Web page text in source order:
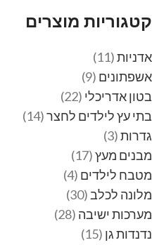
קטגוריות מוצרים
אדניות 11
אשפתונים 9
בטון אדריכלי 22
בתי עץ לילדים לחצר 14
גדרות 3
מבנים מעץ 17
מטבח לילדים 4
מלונה לכלב 30
מערכות ישיבה 28
נדנדות גן 15